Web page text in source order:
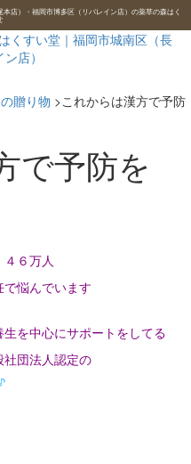
店）・福岡市博多区（リバレイン店）の薬草の森はく
贈り物 >これからは漢方で予防
で予防を
６万人
悩んでいます
を中心にサポートをしてる
団法人認定の